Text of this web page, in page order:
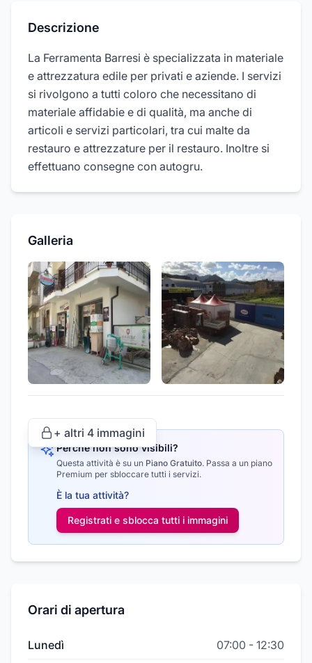
Descrizione
La Ferramenta Barresi è specializzata in materiale
e attrezzatura edile per privati e aziende. I servizi
si rivolgono a tutti coloro che necessitano di
materiale affidabie e di qualità, ma anche di
articoli e servizi particolari, tra cui malte da
restauro e attrezzature per il restauro. Inoltre si
effettuano consegne con autogru.
Galleria
+ altri 4 immagini
Perché non sono visibili?
Questa attività è su un Piano Gratuito. Passa a un piano
Premium per sbloccare tutti i servizi.
È la tua attività?
Registrati e sblocca tutti i immagini
Orari di apertura
Lunedì 07:00 - 12:30